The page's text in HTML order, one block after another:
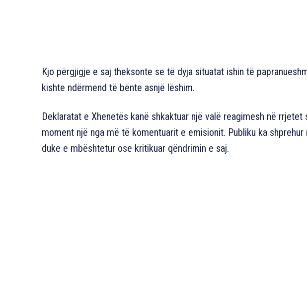
Kjo përgjigje e saj theksonte se të dyja situatat ishin të
kishte ndërmend të bënte asnjë lëshim.
Deklaratat e Xhenetës kanë shkaktuar një valë reagimesh në
moment një nga më të komentuarit e emisionit. Publiku ka
duke e mbështetur ose kritikuar qëndrimin e saj.